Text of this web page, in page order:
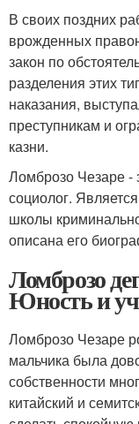
В своих поздних
врожденных
закон по
разделения этих
наказания,
преступникам и
казни.
Ломброзо Чезаре -
социолог.
школы
описана его
Ломброзо
Юность и
Ломброзо Чезаре
мальчика была
собственности
китайский и